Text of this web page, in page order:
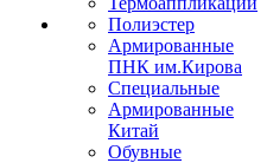
Полиэстер
Армированные
ПНК им.Кирова
Специальные
Армированные
Китай
Обувные